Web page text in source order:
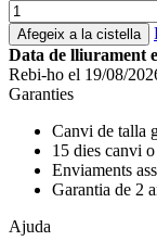
Afegeix a la cistella
Data de lliurament
Rebi-ho el 19/08/
Garanties
Canvi de talla
15 dies canvi
Enviaments
Garantia de 2
Ajuda